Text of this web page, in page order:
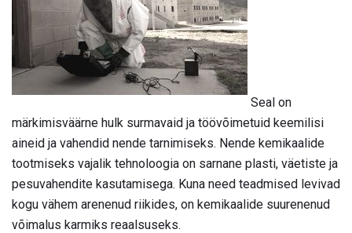
Seal on
märkimisväärne hulk surmavaid ja töövõimetuid keemilisi
aineid ja vahendid nende tarnimiseks. Nende kemikaalide
tootmiseks vajalik tehnoloogia on sarnane plasti, väetiste ja
pesuvahendite kasutamisega. Kuna need teadmised levivad
kogu vähem arenenud riikides, on kemikaalide suurenenud
võimalus karmiks reaalsuseks.